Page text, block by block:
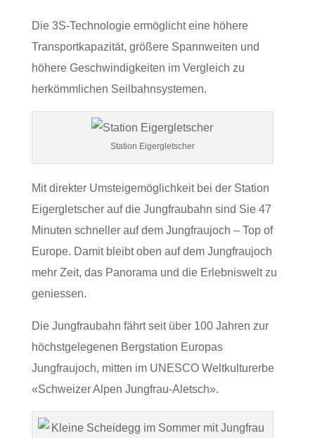
Die 3S-Technologie ermöglicht eine höhere
Transportkapazität, größere Spannweiten und
höhere Geschwindigkeiten im Vergleich zu
herkömmlichen Seilbahnsystemen.
Station Eigergletscher
Mit direkter Umsteigemöglichkeit bei der Station
Eigergletscher auf die Jungfraubahn sind Sie 47
Minuten schneller auf dem Jungfraujoch – Top of
Europe. Damit bleibt oben auf dem Jungfraujoch
mehr Zeit, das Panorama und die Erlebniswelt zu
geniessen.
Die Jungfraubahn fährt seit über 100 Jahren zur
höchstgelegenen Bergstation Europas
Jungfraujoch, mitten im UNESCO Weltkulturerbe
«Schweizer Alpen Jungfrau-Aletsch».